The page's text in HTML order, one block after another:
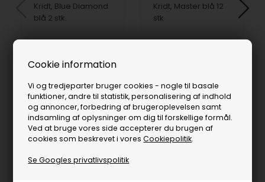
Cookie information
Vi og tredjeparter bruger cookies - nogle til basale
funktioner, andre til statistik, personalisering af indhold
og annoncer, forbedring af brugeroplevelsen samt
indsamling af oplysninger om dig til forskellige formål.
Ved at bruge vores side accepterer du brugen af
cookies som beskrevet i voresCookiepolitik.
Se Googles privatlivspolitik
Kridt, Blue Diamond
blå 2 stk.
På lager
Kridt, Master blå 12
stk